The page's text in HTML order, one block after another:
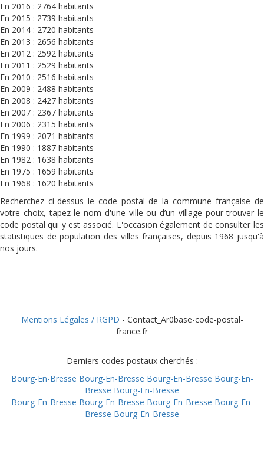
En 2016 : 2764 habitants
En 2015 : 2739 habitants
En 2014 : 2720 habitants
En 2013 : 2656 habitants
En 2012 : 2592 habitants
En 2011 : 2529 habitants
En 2010 : 2516 habitants
En 2009 : 2488 habitants
En 2008 : 2427 habitants
En 2007 : 2367 habitants
En 2006 : 2315 habitants
En 1999 : 2071 habitants
En 1990 : 1887 habitants
En 1982 : 1638 habitants
En 1975 : 1659 habitants
En 1968 : 1620 habitants
Recherchez ci-dessus le code postal de la commune française de
votre choix, tapez le nom d'une ville ou d’un village pour trouver le
code postal qui y est associé. L'occasion également de consulter les
statistiques de population des villes françaises, depuis 1968 jusqu'à
nos jours.
Mentions Légales / RGPD - Contact_Ar0base-code-postal-
france.fr
Derniers codes postaux cherchés :
Bourg-En-Bresse Bourg-En-Bresse Bourg-En-Bresse Bourg-En-
Bresse Bourg-En-Bresse
Bourg-En-Bresse Bourg-En-Bresse Bourg-En-Bresse Bourg-En-
Bresse Bourg-En-Bresse